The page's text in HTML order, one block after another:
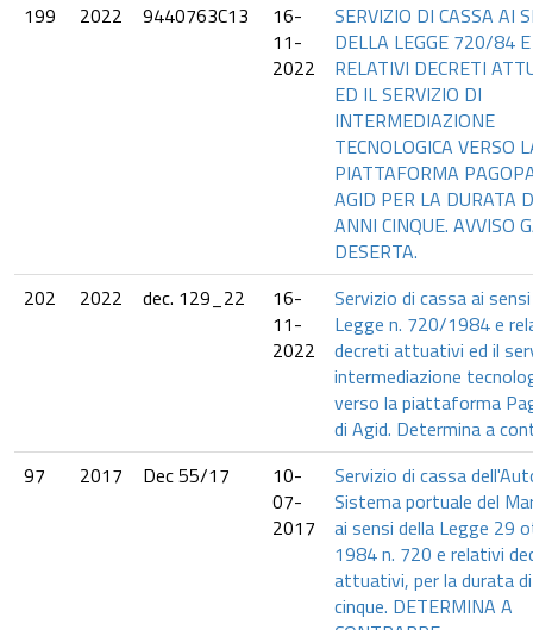
199
2022 9440763C13
16-
11-
2022
SERVIZIO DI CASSA AI
DELLA LEGGE 720/84 E
RELATIVI DECRETI
ED IL SERVIZIO DI
INTERMEDIAZIONE
TECNOLOGICA VERSO
PIATTAFORMA
AGID PER LA DURATA
ANNI CINQUE. AVVISO
DESERTA.
202
2022 dec. 129_22
16-
11-
2022
Servizio di cassa ai
Legge n. 720/1984 e
decreti attuativi ed il
intermediazione
verso la piattaforma
di Agid. Determina a
97
2017 Dec 55/17
10-
07-
2017
Servizio di cassa
Sistema portuale del
ai sensi della Legge 29
1984 n. 720 e relativi
attuativi, per la durata
cinque. DETERMINA A